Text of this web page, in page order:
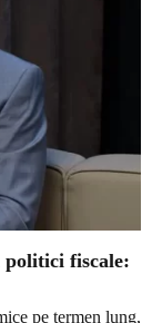
politici fiscale:
pe termen lung,